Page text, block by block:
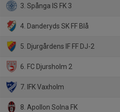
3. Spånga IS FK 3
4. Danderyds SK FF Blå
5. Djurgårdens IF FF DJ-2
6. FC Djursholm 2
7. IFK Vaxholm
8. Apollon Solna FK